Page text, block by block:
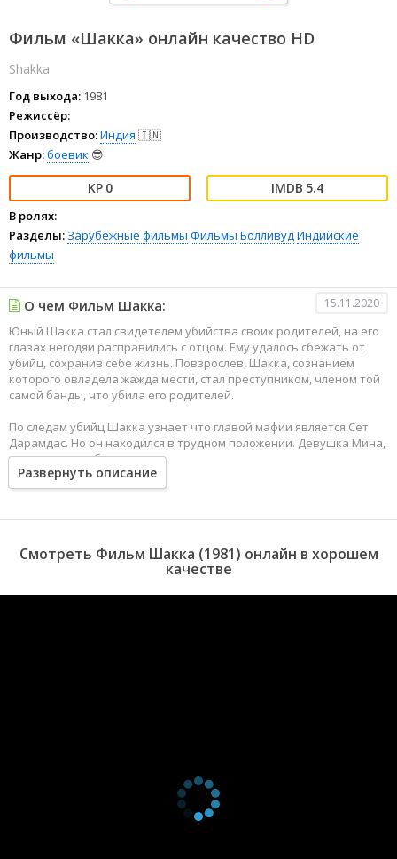
Фильм «Шакка» онлайн качество HD
Shakka
Год выхода: 1981
Режиссёр:
Производство:Индия 🇮🇳
Жанр:боевик 😎
0 5.4
В ролях:
Разделы: Зарубежные фильмы Фильмы БолливудИндийские
фильмы
О чем Фильм Шакка: 15.11.2020
Юный Шакка стал свидетелем убийства своих родителей, на его
глазах негодяи расправились с отцом. Ему удалось сбежать от
убийц, сохранив себе жизнь. Повзрослев, Шакка, сознанием
которого овладела жажда мести, стал преступником, членом той
самой банды, что убила его родителей.
По следам убийц Шакка узнает что главой мафии является Сет
Дарамдас. Но он находился в трудном положении. Девушка Мина,
которую он любил, оказалась дочерью главаря, к тому же
преступницей...
Развернуть описание
Смотреть Фильм Шакка (1981) онлайн в хорошем
качестве